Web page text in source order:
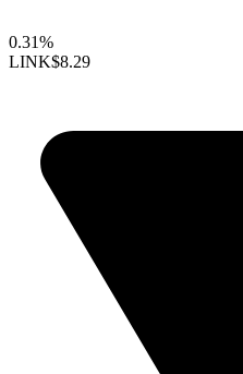
0.31%
LINK$8.29